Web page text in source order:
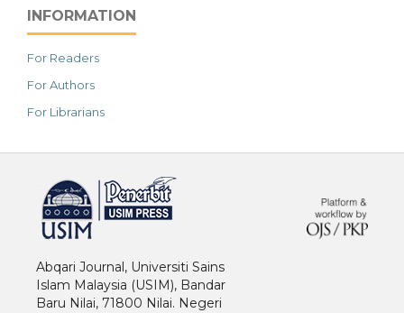
INFORMATION
For Readers
For Authors
For Librarians
Abqari Journal, Universiti Sains
Islam Malaysia (USIM), Bandar
Baru Nilai, 71800 Nilai. Negeri